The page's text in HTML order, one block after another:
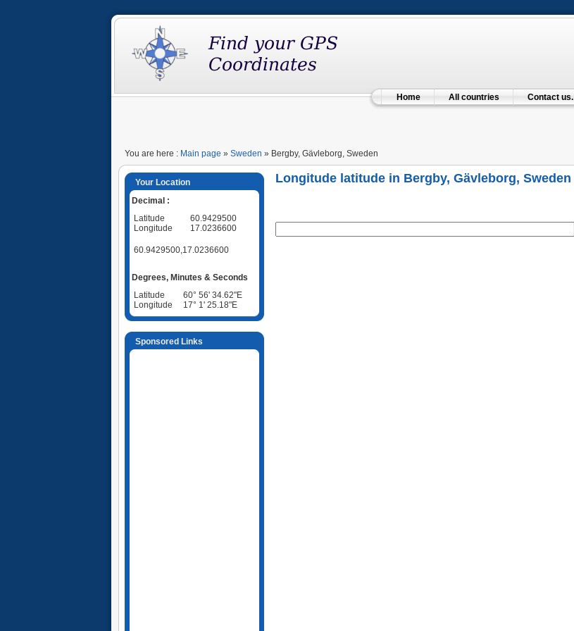
Home All countries Contact us.
You are here : Main page » Sweden » Bergby, Gävleborg, Sweden
Your Location
Decimal :
Latitude
60.9429500
Longitude
17.0236600
60.9429500,17.0236600
Degrees, Minutes & Seconds
Latitude
60° 56' 34.62"E
Longitude
17° 1' 25.18"E
Sponsored Links
Longitude latitude in Bergby, Gävleborg, Sweden